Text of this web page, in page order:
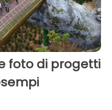
foto di progetti